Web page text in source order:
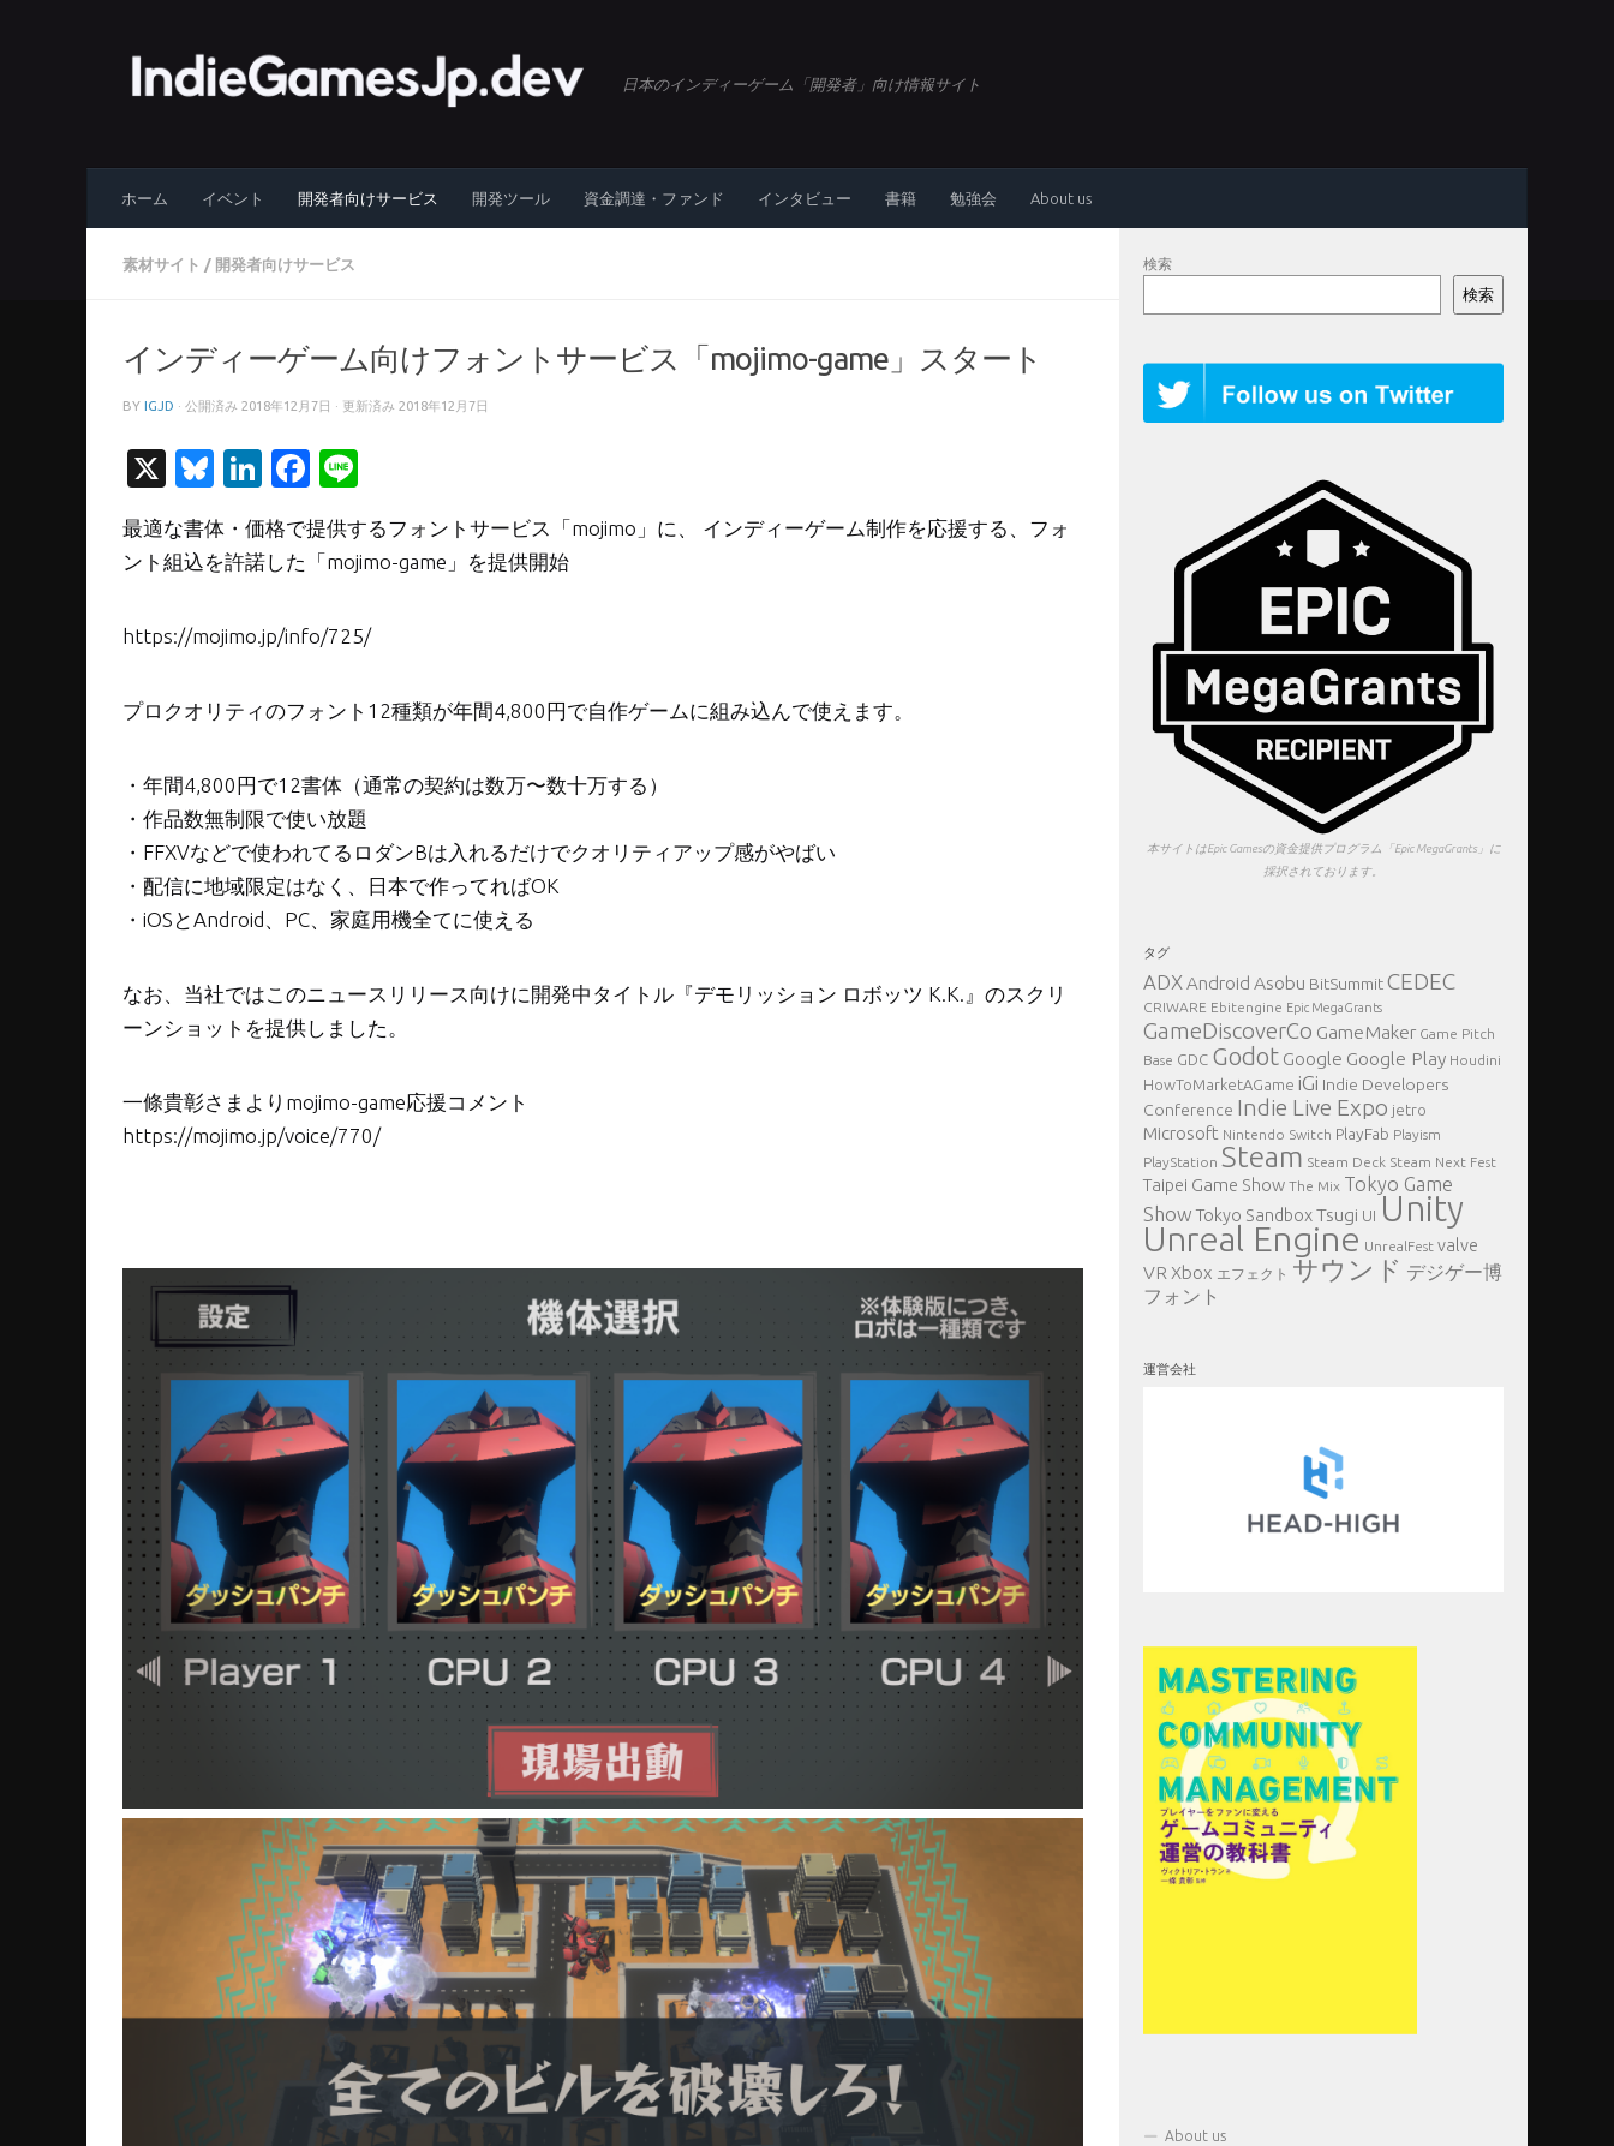
日本のインディーゲーム「開発者」向け情報サイト
ホーム イベント 開発者向けサービス 開発ツール 資金調達・ファンド インタビュー 書籍 勉強会 About us
素材サイト / 開発者向けサービス
インディーゲーム向けフォントサービス「mojimo-game」スタート
BY IGJD · 公開済み 2018年12月7日 · 更新済み 2018年12月7日
X Bluesky
LinkedIn
Facebook
最適な書体・価格で提供するフォントサービス「mojimo」に、 インディーゲーム制作を応援する、フォ
ント組込を許諾した「mojimo-game」を提供開始
https://mojimo.jp/info/725/
プロクオリティのフォント12種類が年間4,800円で自作ゲームに組み込んで使えます。
・年間4,800円で12書体（通常の契約は数万〜数十万する）
・作品数無制限で使い放題
・FFXVなどで使われてるロダンBは入れるだけでクオリティアップ感がやばい
・配信に地域限定はなく、日本で作ってればOK
・iOSとAndroid、PC、家庭用機全てに使える
なお、当社ではこのニュースリリース向けに開発中タイトル『デモリッション ロボッツ K.K.』のスクリ
ーンショットを提供しました。
一條貴彰さまよりmojimo-game応援コメント
https://mojimo.jp/voice/770/
検索
検索
本サイトはEpic Gamesの資金提供プログラム「Epic MegaGrants」に
採択されております。
タグ
ADX Android Asobu BitSummitCEDEC
CRIWARE Ebitengine Epic MegaGrants
GameDiscoverCo GameMaker Game Pitch
Base GDC Godot Google Google Play Houdini
HowToMarketAGame iGi Indie Developers
Conference Indie Live Expo jetro
Microsoft Nintendo Switch PlayFab Playism
PlayStation Steam Steam Deck Steam Next Fest
Taipei Game Show The Mix Tokyo Game
Show Tokyo SandboxTsugi UI Unity
Unreal Engine UnrealFest valve
VR Xbox エフェクト サウンド デジゲー博
フォント
運営会社
About us